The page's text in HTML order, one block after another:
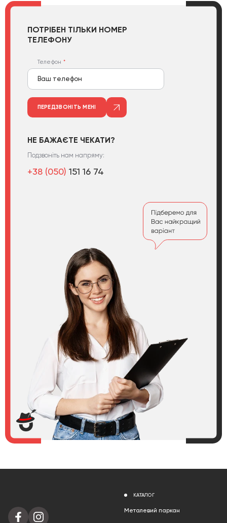
ПОТРІБЕН ТІЛЬКИ НОМЕР
ТЕЛЕФОНУ
Телефон
ПЕРЕДЗВОНІТЬ МЕНІ
НЕ БАЖАЄТЕ ЧЕКАТИ?
Подзвоніть нам напряму:
+38 (050) 151 16 74
КАТАЛОГ
Металевий паркан